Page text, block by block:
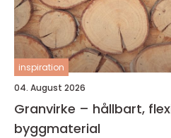
inspiration
04. August 2026
Granvirke – hållbart,
byggmaterial